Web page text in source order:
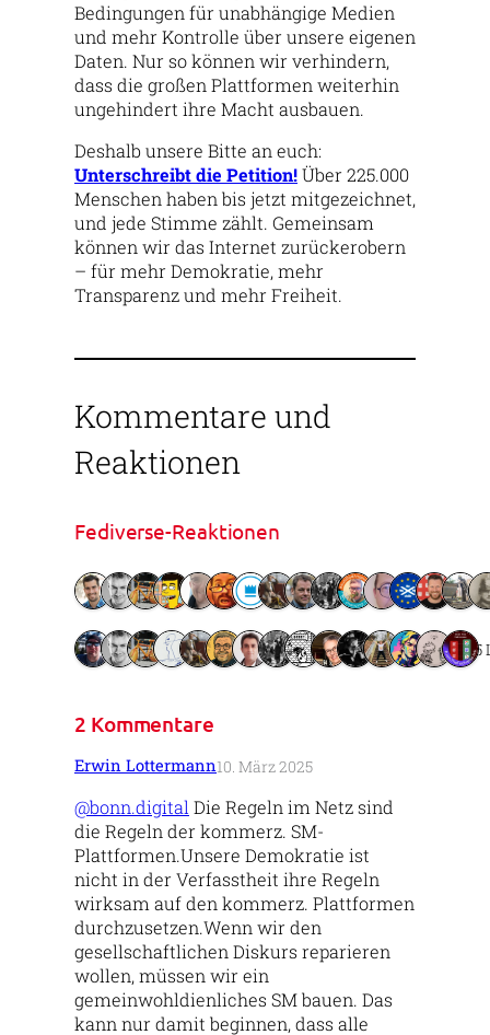
Bedingungen für unabhängige Medien
und mehr Kontrolle über unsere eigenen
Daten. Nur so können wir verhindern,
dass die großen Plattformen weiterhin
ungehindert ihre Macht ausbauen.
Deshalb unsere Bitte an euch:
Unterschreibt die Petition!Über 225.000
Menschen haben bis jetzt mitgezeichnet,
und jede Stimme zählt. Gemeinsam
können wir das Internet zurückerobern
– für mehr Demokratie, mehr
Transparenz und mehr Freiheit.
Kommentare und
Reaktionen
Fediverse-Reaktionen
15
2 Kommentare
Erwin Lottermann10. März 2025
@bonn.digital Die Regeln im Netz sind
die Regeln der kommerz. SM-
Plattformen.Unsere Demokratie ist
nicht in der Verfasstheit ihre Regeln
wirksam auf den kommerz. Plattformen
durchzusetzen.Wenn wir den
gesellschaftlichen Diskurs reparieren
wollen, müssen wir ein
gemeinwohldienliches SM bauen. Das
kann nur damit beginnen, dass alle